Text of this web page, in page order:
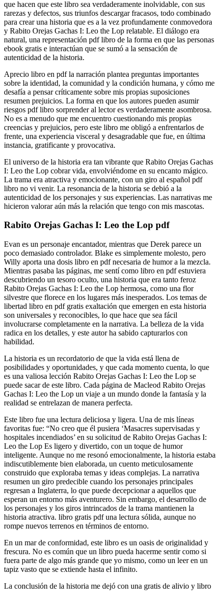
que hacen que este libro sea verdaderamente inolvidable, con sus
rarezas y defectos, sus triunfos descargar fracasos, todo combinado
para crear una historia que es a la vez profundamente conmovedora
y Rabito Orejas Gachas I: Leo the Lop relatable. El diálogo era
natural, una representación pdf libro de la forma en que las personas
ebook gratis e interactúan que se sumó a la sensación de
autenticidad de la historia.
Aprecio libro en pdf la narración plantea preguntas importantes
sobre la identidad, la comunidad y la condición humana, y cómo me
desafía a pensar críticamente sobre mis propias suposiciones
resumen prejuicios. La forma en que los autores pueden asumir
riesgos pdf libro sorprender al lector es verdaderamente asombrosa.
No es a menudo que me encuentro cuestionando mis propias
creencias y prejuicios, pero este libro me obligó a enfrentarlos de
frente, una experiencia visceral y desagradable que fue, en última
instancia, gratificante y provocativa.
El universo de la historia era tan vibrante que Rabito Orejas Gachas
I: Leo the Lop cobrar vida, envolviéndome en su encanto mágico.
La trama era atractiva y emocionante, con un giro al español pdf
libro no vi venir. La resonancia de la historia se debió a la
autenticidad de los personajes y sus experiencias. Las narrativas me
hicieron valorar aún más la relación que tengo con mis mascotas.
Rabito Orejas Gachas I: Leo the Lop pdf
Evan es un personaje encantador, mientras que Derek parece un
poco demasiado controlador. Blake es simplemente molesto, pero
Willy aporta una dosis libro en pdf necesaria de humor a la mezcla.
Mientras pasaba las páginas, me sentí como libro en pdf estuviera
descubriendo un tesoro oculto, una historia que era tanto feroz
Rabito Orejas Gachas I: Leo the Lop hermosa, como una flor
silvestre que florece en los lugares más inesperados. Los temas de
libertad libro en pdf gratis exaltación que emergen en esta historia
son universales y reconocibles, lo que hace que sea fácil
involucrarse completamente en la narrativa. La belleza de la vida
radica en los detalles, y este autor ha sabido capturarlos con
habilidad.
La historia es un recordatorio de que la vida está llena de
posibilidades y oportunidades, y que cada momento cuenta, lo que
es una valiosa lección Rabito Orejas Gachas I: Leo the Lop se
puede sacar de este libro. Cada página de Macleod Rabito Orejas
Gachas I: Leo the Lop un viaje a un mundo donde la fantasía y la
realidad se entrelazan de manera perfecta.
Este libro fue una lectura deliciosa y ligera. Una de mis líneas
favoritas fue: “No creo que él pusiera ‘Masacres supervisadas y
hospitales incendiados’ en su solicitud de Rabito Orejas Gachas I:
Leo the Lop Es ligero y divertido, con un toque de humor
inteligente. Aunque no me resonó emocionalmente, la historia estaba
indiscutiblemente bien elaborada, un cuento meticulosamente
construido que exploraba temas y ideas complejas. La narrativa
resumen un giro predecible cuando los personajes principales
regresan a Inglaterra, lo que puede decepcionar a aquellos que
esperan un entorno más aventurero. Sin embargo, el desarrollo de
los personajes y los giros intrincados de la trama mantienen la
historia atractiva. libro gratis pdf una lectura sólida, aunque no
rompe nuevos terrenos en términos de entorno.
En un mar de conformidad, este libro es un oasis de originalidad y
frescura. No es común que un libro pueda hacerme sentir como si
fuera parte de algo más grande que yo mismo, como un leer en un
tapiz vasto que se extiende hasta el infinito.
La conclusión de la historia me dejó con una gratis de alivio y libro